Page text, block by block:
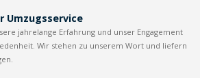
Umzugsservice
jahrelange Erfahrung und unser Engagement
Wir stehen zu unserem Wort und liefern